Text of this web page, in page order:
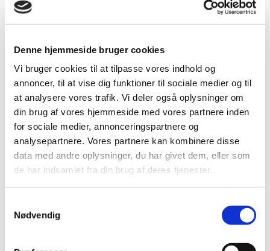
Denne hjemmeside bruger cookies
Vi bruger cookies til at tilpasse vores indhold og
annoncer, til at vise dig funktioner til sociale medier og til
at analysere vores trafik. Vi deler også oplysninger om
din brug af vores hjemmeside med vores partnere inden
for sociale medier, annonceringspartnere og
analysepartnere. Vores partnere kan kombinere disse
data med andre oplysninger, du har givet dem, eller som
de har indsamlet fra din brug af deres tjenester.
Nødvendig
Kursuskalender
Værktøjer og materialer
Tilmelding
Hvem er vi
Kontakt
Kategorier
Nyheder| maj 1, 2018
Nyt tilbud om LGBT-workshop på
arbejdspladsen
Af FIU Ligestilling
Alle arbejdspladser har en kultur med normer og uskrevne regler,
som er afgørende for hvem der trives og let passer ind på
arbejdspladskulturen på deres arbejdsplads også er inkluderende for